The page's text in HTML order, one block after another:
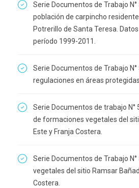
Serie Documentos de Trabajo
población de carpincho
Potrerillo de Santa Teresa.
período 1999-2011.
Serie Documentos de Trabajo
regulaciones en áreas protegidas.
Serie Documentos de trabajo N°
de formaciones vegetales del
Este y Franja Costera.
Serie Documentos de Trabajo
vegetales del sitio Ramsar
Costera.